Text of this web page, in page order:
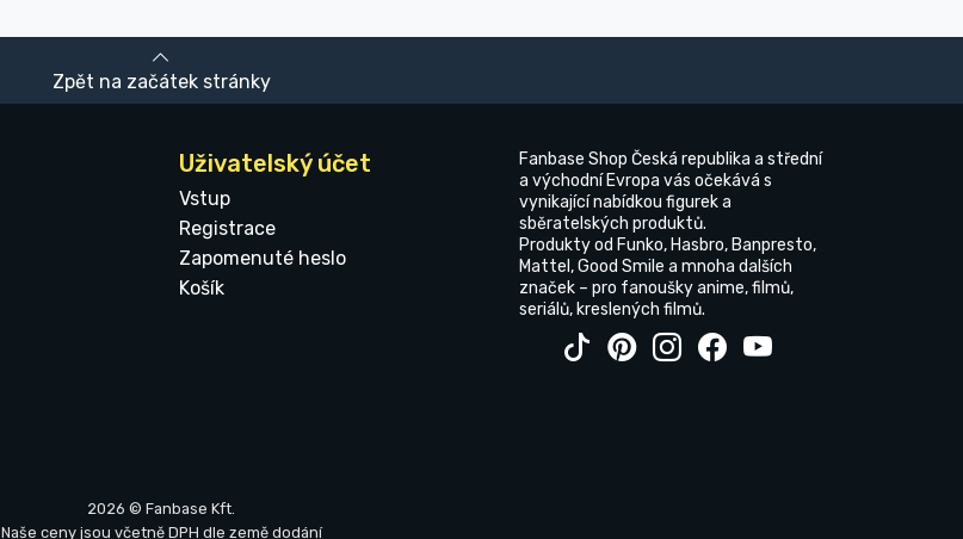
Zpět na začátek stránky
Uživatelský účet
Vstup
Registrace
Zapomenuté heslo
Košík
Fanbase Shop Česká republika a střední
a východní Evropa vás očekává s
vynikající nabídkou figurek a
sběratelských produktů.
Produkty od Funko, Hasbro, Banpresto,
Mattel, Good Smile a mnoha dalších
značek – pro fanoušky anime, filmů,
seriálů, kreslených filmů.
2026 © Fanbase Kft.
Naše ceny jsou včetně DPH dle země dodání